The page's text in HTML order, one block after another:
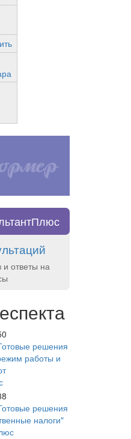
и ответы на
решения
работы и
решения
налоги"